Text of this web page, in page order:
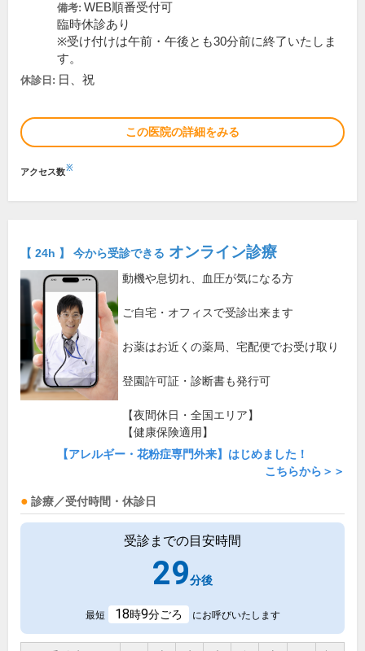
備考: WEB順番受付可
臨時休診あり
※受け付けは午前・午後とも30分前に終了いたしま
す。
休診日: 日、祝
この医院の詳細をみる
アクセス数※
【 24h 】 今から受診できる オンライン診療
動機や息切れ、血圧が気になる方
ご自宅・オフィスで受診出来ます
お薬はお近くの薬局、宅配便でお受け取り
登園許可証・診断書も発行可
【夜間休日・全国エリア】
【健康保険適用】
【アレルギー・花粉症専門外来】はじめました！
こちらから＞＞
診療／受付時間・休診日
受診までの目安時間
29分後
最短 18時9分ごろ にお呼びいたします